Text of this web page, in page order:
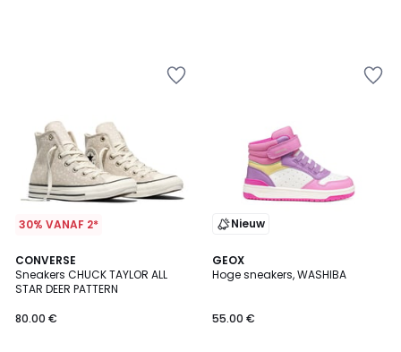
30% VANAF 2*
CONVERSE
Sneakers CHUCK TAYLOR ALL
STAR DEER PATTERN
80.00 €
Nieuw
GEOX
Hoge sneakers, WASHIBA
55.00 €